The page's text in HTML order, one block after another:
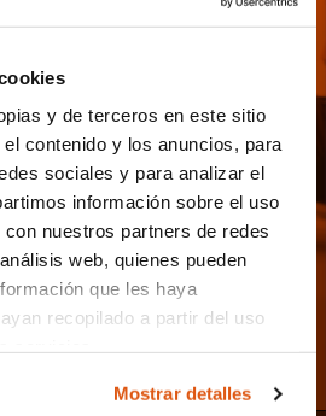
y de terceros en este sitio
contenido y los anuncios, para
sociales y para analizar el
información sobre el uso
nuestros partners de redes
web, quienes pueden
que les haya
recopilado a partir del uso
de sus datos personales
Mostrar detalles